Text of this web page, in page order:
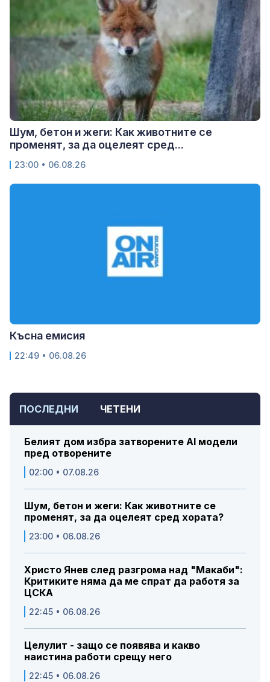
ПОСЛЕДНИ ЧЕТЕНИ
Белият дом избра затворените AI модели
пред отворените
02:00 • 07.08.26
Шум, бетон и жеги: Как животните се
променят, за да оцелеят сред хората?
23:00 • 06.08.26
Христо Янев след разгрома над "Макаби":
Критиките няма да ме спрат да работя за
ЦСКА
22:45 • 06.08.26
Целулит - защо се появява и какво
наистина работи срещу него
22:45 • 06.08.26
Шум, бетон и жеги: Как животните се
променят, за да оцелеят сред...
23:00 • 06.08.26
Късна емисия
22:49 • 06.08.26